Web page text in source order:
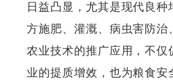
日益凸显，尤其是现代良种
方施肥、灌溉、病虫害防治
农业技术的推广应用，不仅
业的提质增效，也为粮食安